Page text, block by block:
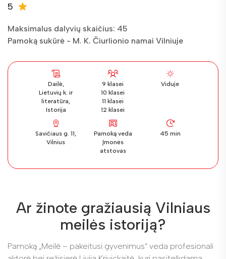
5
Maksimalus dalyvių skaičius: 45
Pamoką sukūrė - M. K. Čiurlionio namai Vilniuje
Dailė,
Lietuvių k. ir
literatūra,
Istorija
9 klasei
10 klasei
11 klasei
12 klasei
Viduje
Savičiaus g. 11,
Vilnius
Pamoką veda
Įmonės
atstovas
45 min
Ar žinote gražiausią Vilniaus
meilės istoriją?
Pamoką „Meilė – pakeitusi gyvenimus“ veda profesionali